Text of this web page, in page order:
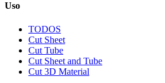
Uso
TODOS
Cut Sheet
Cut Tube
Cut Sheet and Tube
Cut 3D Material